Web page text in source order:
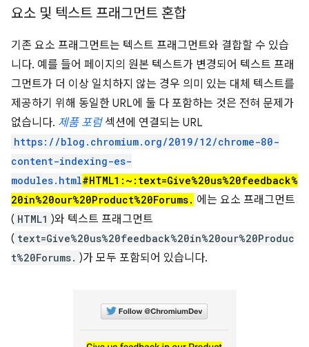
요소 및 텍스트 프래그먼트 혼합
기존 요소 프래그먼트는 텍스트 프래그먼트와 결합할 수 있습
니다. 예를 들어 페이지의 원본 텍스트가 변경되어 텍스트 프래
그먼트가 더 이상 일치하지 않는 경우 의미 있는 대체 텍스트를
제공하기 위해 동일한 URL에 둘 다 포함하는 것은 전혀 문제가
없습니다. 제품 포럼섹션에 연결되는 URL
https://blog.chromium.org/2019/12/chrome-80-
content-indexing-es-
modules.html#HTML1:~:text=Give%20us%20feedback%
20in%20our%20Product%20Forums. 에는 요소 프래그먼트
( HTML1 )와 텍스트 프래그먼트
( text=Give%20us%20feedback%20in%20our%20Produc
t%20Forums. )가 모두 포함되어 있습니다.